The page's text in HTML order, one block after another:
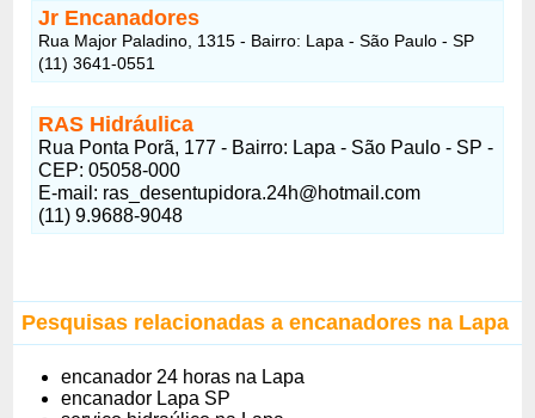
Jr Encanadores
Rua Major Paladino, 1315 - Bairro: Lapa - São Paulo - SP
(11) 3641-0551
RAS Hidráulica
Rua Ponta Porã, 177 - Bairro: Lapa - São Paulo - SP -
CEP: 05058-000
E-mail: ras_desentupidora.24h@hotmail.com
(11) 9.9688-9048
Pesquisas relacionadas a encanadores na Lapa
encanador 24 horas na Lapa
encanador Lapa SP